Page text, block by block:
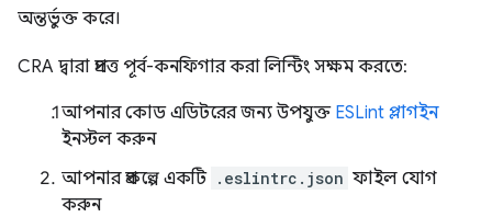
অন্তর্ভুক্ত করে।
CRA দ্বারা প্রদত্ত পূর্ব-কনফিগার করা লিন্টিং সক্ষম করতে:
আপনার কোড এডিটরের জন্য উপযুক্ত ESLint প্লাগইন
ইনস্টল করুন
আপনার প্রকল্পে একটি .eslintrc.json ফাইল যোগ
করুন